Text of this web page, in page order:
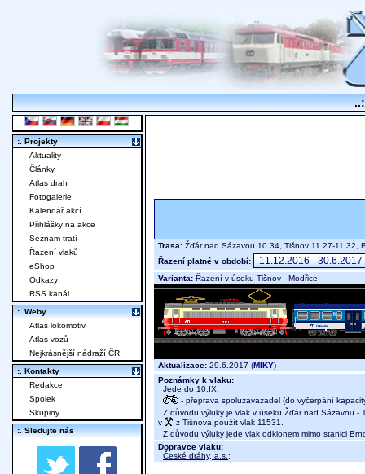
Trasa: Žďár nad Sázavou 10.34, Tišnov 11.27-
Řazení platné v období:
Varianta: Řazení v úseku Tišnov - Modřice
Aktualizace: 29.6.2017 (MIKY)
Poznámky k vlaku:
Jede do 10.IX.
- přeprava spoluzavazadel (do vyčerpání
Z důvodu výluky je vlak v úseku Žďár nad Sázavou -
v
z Tišnova použít vlak 11531.
Z důvodu výluky jede vlak odklonem mimo stanici
Dopravce vlaku:
České dráhy, a.s. ;
:. Projekty
Aktuality
Články
Atlas drah
Fotogalerie
Kalendář akcí
Přihlášky na akce
Seznam tratí
Řazení vlaků
eShop
Odkazy
RSS kanál
:. Weby
Atlas lokomotiv
Atlas vozů
Nejkrásnější nádraží ČR
:. Kontakty
Redakce
Spolek
Skupiny
:. Sledujte nás